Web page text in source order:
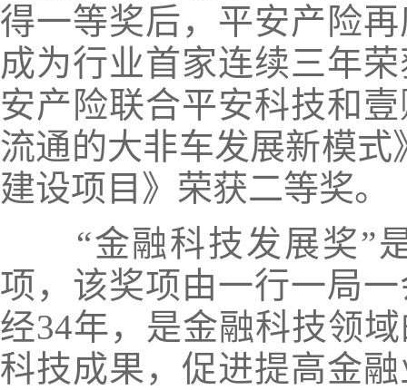
得一等奖后，平安产险
成为行业首家连续三年
安产险联合平安科技和
流通的大非车发展新模式
建设项目》荣获二等奖。
“金融科技发展奖”
项，该奖项由一行一局
经34年，是金融科技领
科技成果，促进提高金